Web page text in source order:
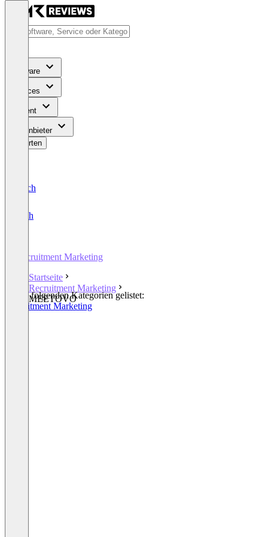
Software
Services
Content
Für Anbieter
Bewerten
Deutsch
English
Recruitment Marketing
Startseite
Recruitment Marketing
MEETOVO
In den folgenden Kategorien gelistet:
Recruitment Marketing